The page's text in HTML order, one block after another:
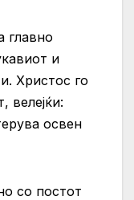
главно
и
Христос го
велејќи:
освен
со постот